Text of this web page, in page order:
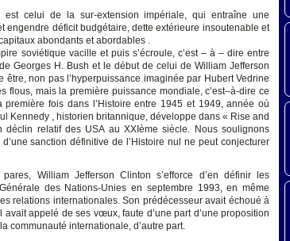
est celui de la sur-extension impériale, qui entraîne une
engendre déficit budgétaire, dette extérieure insoutenable et
abondants et abordables .
soviétique vacille et puis s’écroule, c’est – à – dire entre
Georges H. Bush et le début de celui de William Jefferson
être, non pas l’hyperpuissance imaginée par Hubert Vedrine
flous, mais la première puissance mondiale, c’est–à-dire ce
fois dans l’Histoire entre 1945 et 1949, année où
Kennedy , historien britannique, développe dans « Rise and
relatif des USA au XXIème siècle. Nous soulignons
sanction définitive de l’Histoire nul ne peut conjecturer
William Jefferson Clinton s’efforce d’en définir les
des Nations-Unies en septembre 1993, en même
relations internationales. Son prédécesseur avait échoué à
appelé de ses vœux, faute d’une part d’une proposition
communauté internationale, d’autre part.